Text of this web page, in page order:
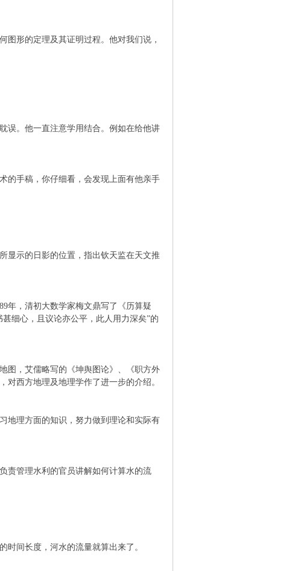
形的定理及其证明过程。他对我们说，
。他一直注意学用结合。例如在给他讲
手稿，你仔细看，会发现上面有他亲手
示的日影的位置，指出钦天监在天文推
，清初大数学家梅文鼎写了《历算疑
细心，且议论亦公平，此人用力深矣”的
，艾儒略写的《坤舆图论》、《职方外
西方地理及地理学作了进一步的介绍。
理方面的知识，努力做到理论和实际有
管理水利的官员讲解如何计算水的流
间长度，河水的流量就算出来了。